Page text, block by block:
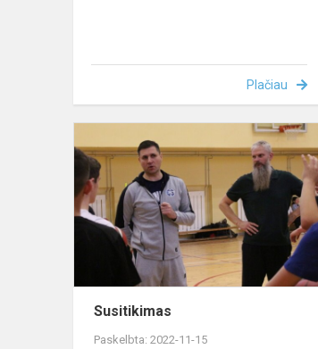
Plačiau
Susitikimas
Paskelbta: 2022-11-15